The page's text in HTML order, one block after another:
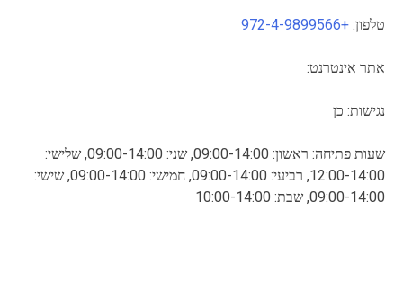
טלפון: +972-4-9899566
אתר אינטרנט:
נגישות: כן
שעות פתיחה: ראשון: 09:00-14:00, שני: 09:00-14:00, שלישי:
12:00-14:00, רביעי: 09:00-14:00, חמישי: 09:00-14:00, שישי:
09:00-14:00, שבת: 10:00-14:00